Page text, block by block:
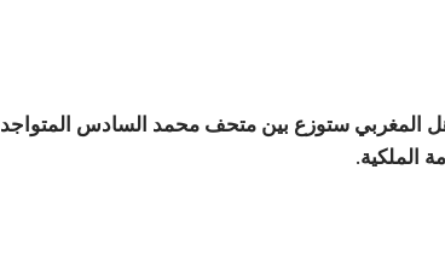
المغربي ستوزع بين متحف محمد السادس المتواجد
الملكية.